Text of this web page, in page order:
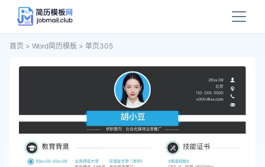
首页 > Word简历模板 > 单页305